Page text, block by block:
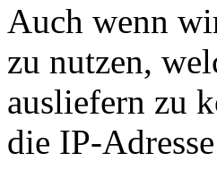
Auch wenn
zu nutzen,
ausliefern zu
die IP-